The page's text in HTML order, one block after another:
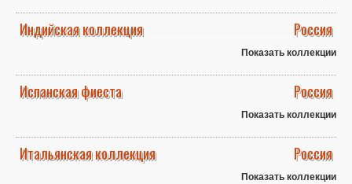
Индийская коллекция Россия
Показать коллекции
Испанская фиеста Россия
Показать коллекции
Итальянская коллекция Россия
Показать коллекции